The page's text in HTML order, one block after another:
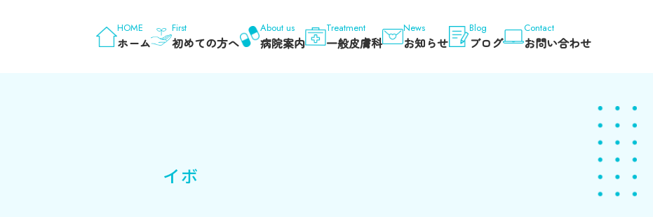
HOME
ホーム
First
初めての方へ
About us
病院案内
Treatment
一般皮膚科
News
お知らせ
Blog
ブログ
Contact
お問い合わせ
イボ